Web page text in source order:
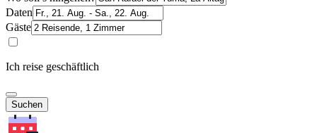
Daten
Gäste
Ich reise geschäftlich
Suchen